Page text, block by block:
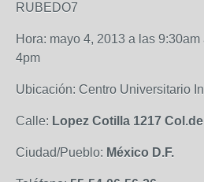
RUBEDO7
Hora: mayo 4, 2013 a las
4pm
Ubicación: Centro Universitario
Calle: Lopez Cotilla 1217
Ciudad/Pueblo: México D.F.